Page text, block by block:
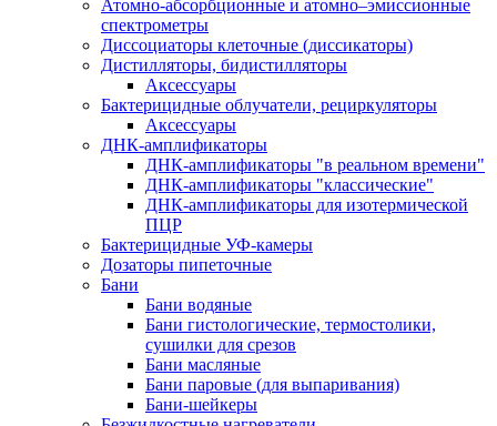
Атомно-абсорбционные и атомно–эмиссионные
спектрометры
Диссоциаторы клеточные (диссикаторы)
Дистилляторы, бидистилляторы
Аксессуары
Бактерицидные облучатели, рециркуляторы
Аксессуары
ДНК-амплификаторы
ДНК-амплификаторы "в реальном времени"
ДНК-амплификаторы "классические"
ДНК-амплификаторы для изотермической
ПЦР
Бактерицидные УФ-камеры
Дозаторы пипеточные
Бани
Бани водяные
Бани гистологические, термостолики,
сушилки для срезов
Бани масляные
Бани паровые (для выпаривания)
Бани-шейкеры